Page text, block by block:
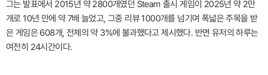
그는 발표에서 2015년 약 2800개였던 Steam 출시 게임이 2025년 약 2만
개로 10년 만에 약 7배 늘었고, 그중 리뷰 1000개를 넘기며 폭넓은 주목을 받
은 게임은 608개, 전체의 약 3%에 불과했다고 제시했다. 반면 유저의 하루는
여전히 24시간이다.